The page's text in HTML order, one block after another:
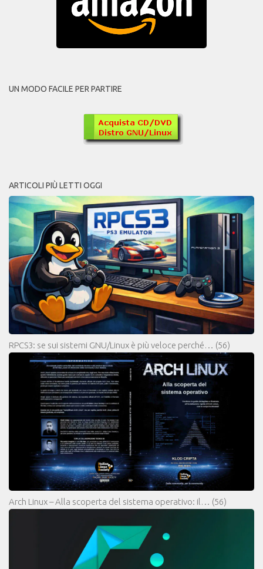
UN MODO FACILE PER PARTIRE
ARTICOLI PIÙ LETTI OGGI
RPCS3: se sui sistemi GNU/Linux è più veloce perché… (56)
Arch Linux – Alla scoperta del sistema operativo: il… (56)